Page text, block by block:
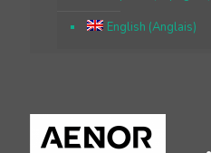
English (Anglais)